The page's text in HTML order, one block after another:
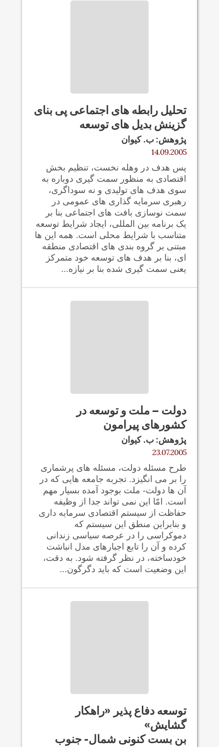
تحليل رابطه های اجتماعی پی بنای
گزينش بديل های توسعه
پژوهش: ب. کيوان
14.09.2005
پس هدف در وهله نخست، تنظيم بخش
اقتصادی به منظور سمت گیری دوباره به
سوی هدف های تولیدی و نه سوداگری،
رهبری سرمایه گذاری های عمومی در
سمت نوسازی بافت های اجتماعی بنا بر
یک برنامه بین المللی، ایجاد شرایط توسعه
متناسب با شرایط محلی است. همه این ها
مبتنی بر گروه بندی های اقتصادی منطقه
ای، بنا بر هدف های توسعه خود متمرکز
یعنی سمت گیری شده بنا بر نیازه...
دولت – ملت و توسعه در
کشورهای پيرامون
پژوهش: ب. کيوان
23.07.2005
طرح مسئله دولت، مسئله های پرشماری
را بر می انگیزد. تجربه جامعه هایی که در
آن ها دولت- ملت بوجود آمده بسیار مهم
است. امّا این نمی تواند جدا از وظیفه
حفاظت از سیستم اقتصادی سرمایه داری
و بنابراين منطق این سیستم که
دموکراسی را در عرصه سیاسی زندانی
کرده و آن را تابع اجبارهای مدل انباشت
خودساخته، در نظر گرفته شود. به دقت،
این وضعيت است که بايد دگرگون...
توسعه دفاع پذير «راهکار
گشایش»
بن بست کنونی شمال- جنوب